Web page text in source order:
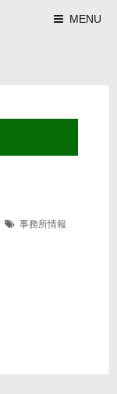
MENU
事務所情報